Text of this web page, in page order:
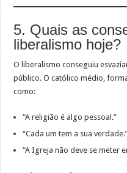
5. Quais as
liberalismo hoje?
O liberalismo conseguiu
público. O católico médio,
como:
“A religião é algo pessoal.”
“Cada um tem a sua
“A Igreja não deve se meter